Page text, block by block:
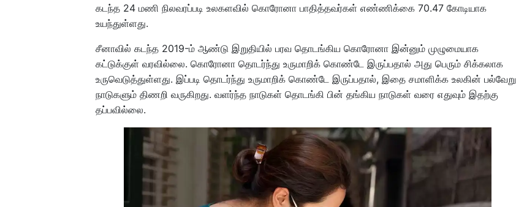
கடந்த 24 மணி நிலவரப்படி உலகளவில் கொரோனா பாதித்தவர்கள் எண்ணிக்கை 70.47 கோடியாக
உயந்துள்ளது.
சீனாவில் கடந்த 2019-ம் ஆண்டு இறுதியில் பரவ தொடங்கிய கொரோனா இன்னும் முழுமையாக
கட்டுக்குள் வரவில்லை. கொரோனா தொடர்ந்து உருமாறிக் கொண்டே இருப்பதால் அது பெரும் சிக்கலாக
உருவெடுத்துள்ளது. இப்படி தொடர்ந்து உருமாறிக் கொண்டே இருப்பதால், இதை சமாளிக்க உலகின் பல்வேறு
நாடுகளும் திணறி வருகிறது. வளர்ந்த நாடுகள் தொடங்கி பின் தங்கிய நாடுகள் வரை எதுவும் இதற்கு
தப்பவில்லை.